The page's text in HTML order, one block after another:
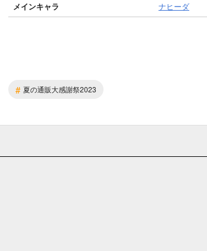
メインキャラ ナヒーダ
# 夏の通販大感謝祭2023